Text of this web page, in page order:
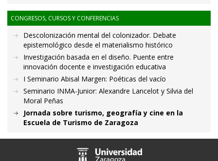
CONGRESOS, CURSOS Y CONFERENCIAS
Descolonización mental del colonizador. Debate
epistemológico desde el materialismo histórico
Investigación basada en el diseño. Puente entre
innovación docente e investigación educativa
I Seminario Abisal Margen: Poéticas del vacío
Seminario INMA-Junior: Alexandre Lancelot y Silvia del
Moral Peñas
Jornada sobre turismo, geografía y cine en la
Escuela de Turismo de Zaragoza